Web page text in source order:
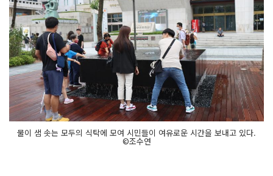
물이 샘 솟는 모두의 식탁에 모여 시민들이 여유로운 시간을 보내고 있다.
©조수연